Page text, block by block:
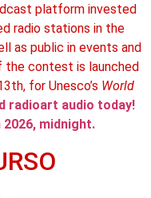
platform invested
radio stations in the
as public in events and
contest is launched
for Unesco’s World
radioart audio today!
midnight.